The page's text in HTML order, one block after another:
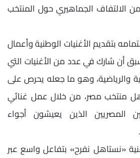
الالتفاف الجماهيري حول المنتخب
بتقديم الأغنيات الوطنية وأعمال
أن شارك في عدد من الأغنيات التي
والرياضية، وهو ما جعله يحرص على
منتخب مصر، من خلال عمل غنائي
المصريين الذين يعيشون أجواء
«نستاهل نفرح» بتفاعل واسع عبر